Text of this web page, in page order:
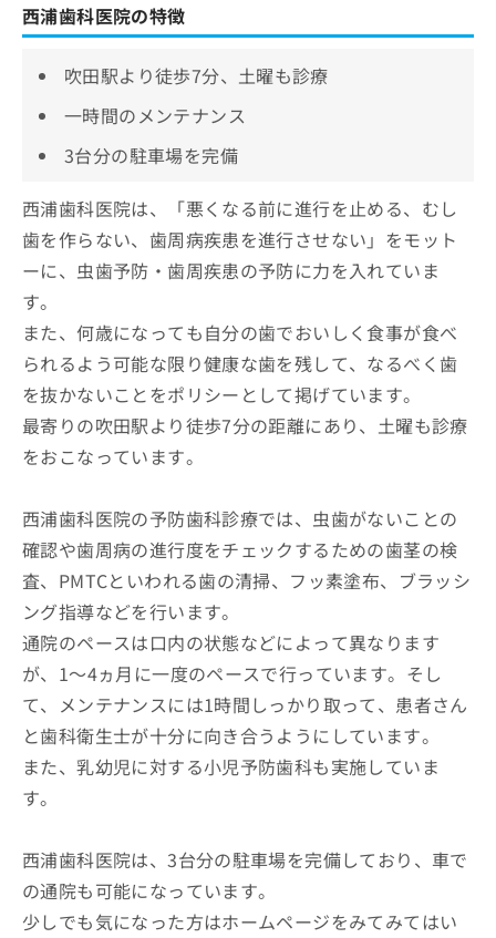
西浦歯科医院の特徴
吹田駅より徒歩7分、土曜も診療
一時間のメンテナンス
3台分の駐車場を完備
西浦歯科医院は、「悪くなる前に進行を止める、むし
歯を作らない、歯周病疾患を進行させない」をモット
ーに、虫歯予防・歯周疾患の予防に力を入れていま
す。
また、何歳になっても自分の歯でおいしく食事が食べ
られるよう可能な限り健康な歯を残して、なるべく歯
を抜かないことをポリシーとして掲げています。
最寄りの吹田駅より徒歩7分の距離にあり、土曜も診療
をおこなっています。
西浦歯科医院の予防歯科診療では、虫歯がないことの
確認や歯周病の進行度をチェックするための歯茎の検
査、PMTCといわれる歯の清掃、フッ素塗布、ブラッシ
ング指導などを行います。
通院のペースは口内の状態などによって異なります
が、1～4ヵ月に一度のペースで行っています。そし
て、メンテナンスには1時間しっかり取って、患者さん
と歯科衛生士が十分に向き合うようにしています。
また、乳幼児に対する小児予防歯科も実施していま
す。
西浦歯科医院は、3台分の駐車場を完備しており、車で
の通院も可能になっています。
少しでも気になった方はホームページをみてみてはい